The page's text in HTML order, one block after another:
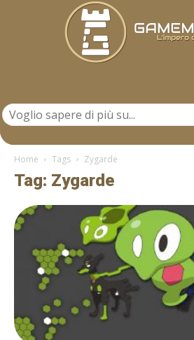
Home Tags Zygarde
Tag: Zygarde